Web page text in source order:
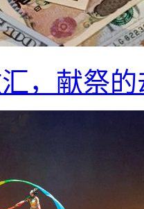
，献祭